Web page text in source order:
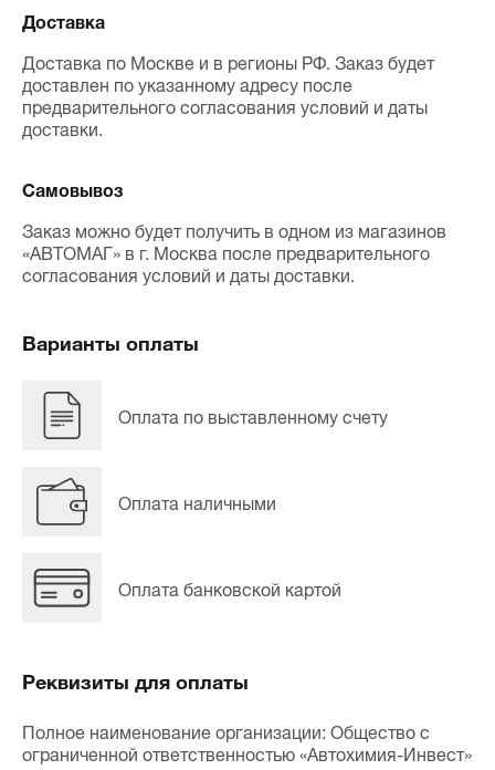
Доставка
Доставка по Москве и в регионы РФ. Заказ будет
доставлен по указанному адресу после
предварительного согласования условий и даты
доставки.
Самовывоз
Заказ можно будет получить в одном из магазинов
«АВТОМАГ» в г. Москва после предварительного
согласования условий и даты доставки.
Варианты оплаты
Оплата по выставленному счету
Оплата наличными
Оплата банковской картой
Реквизиты для оплаты
Полное наименование организации: Общество с
ограниченной ‎ответственностью «Автохимия-‎Инвест»‎